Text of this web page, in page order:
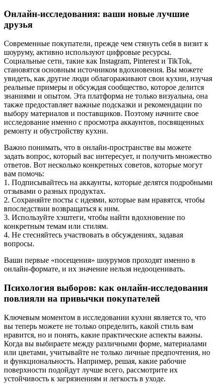
Онлайн-исследования: ваши новые лучшие
друзья
Современные покупатели, прежде чем стянуть себя в визит к
шоуруму, активно используют цифровые ресурсы.
Социальные сети, такие как Instagram, Pinterest и TikTok,
становятся основным источником вдохновения. Вы можете
увидеть, как другие люди облагораживают свои кухни, изучая
реальные примеры и обсуждая сообщество, которое делится
знаниями и опытом. Эта платформа не только визуальна, она
также предоставляет важные подсказки и рекомендации по
выбору материалов и поставщиков. Поэтому начните свое
исследование именно с просмотра аккаунтов, посвященных
ремонту и обустройству кухни.
Важно понимать, что в онлайн-пространстве вы можете
задать вопрос, который вас интересует, и получить множество
ответов. Вот несколько конкретных советов, которые могут
вам помочь:
1. Подписывайтесь на аккаунты, которые делятся подробными
отзывами о разных продуктах.
2. Сохраняйте посты с идеями, которые вам нравятся, чтобы
впоследствии возвращаться к ним.
3. Используйте хэштеги, чтобы найти вдохновение по
конкретным темам или стилям.
4. Не стесняйтесь участвовать в обсуждениях, задавая
вопросы.
Ваши первые «посещения» шоурумов проходят именно в
онлайн-формате, и их значение нельзя недооценивать.
Психология выборов: как онлайн-исследования
повлияли на привычки покупателей
Ключевым моментом в исследовании кухни является то, что
вы теперь можете не только определить, какой стиль вам
нравится, но и понять, какие практические аспекты важны.
Когда вы выбираете между различными форме, материалами
или цветами, учитывайте не только личные предпочтения, но
и функциональность. Например, решая, какие рабочие
поверхности подойдут лучше всего, рассмотрите их
устойчивость к загрязнениям и легкость в уходе.